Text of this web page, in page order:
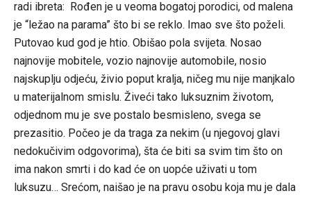
radi ibreta: Rođen je u veoma bogatoj porodici, od malena
je “ležao na parama” što bi se reklo. Imao sve što poželi.
Putovao kud god je htio. Obišao pola svijeta. Nosao
najnovije mobitele, vozio najnovije automobile, nosio
najskuplju odjeću, živio poput kralja, ničeg mu nije manjkalo
u materijalnom smislu. Živeći tako luksuznim životom,
odjednom mu je sve postalo besmisleno, svega se
prezasitio. Počeo je da traga za nekim (u njegovoj glavi
nedokučivim odgovorima), šta će biti sa svim tim što on
ima nakon smrti i do kad će on uopće uživati u tom
luksuzu… Srećom, naišao je na pravu osobu koja mu je dala